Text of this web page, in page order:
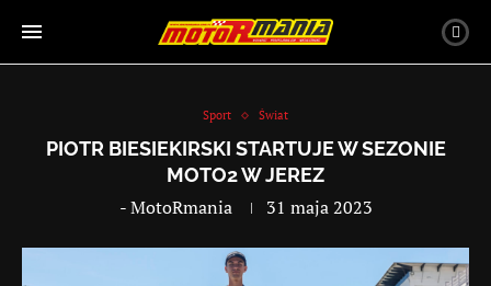
Sport Świat
PIOTR BIESIEKIRSKI STARTUJE W SEZONIE
MOTO2 W JEREZ
-MotoRmania 31 maja 2023